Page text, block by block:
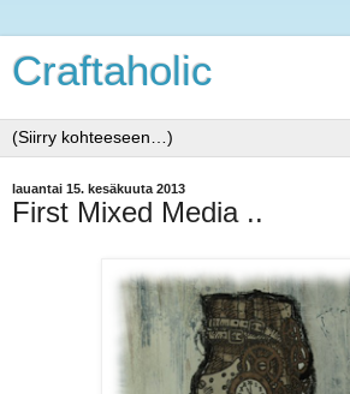
Craftaholic
lauantai 15. kesäkuuta 2013
First Mixed Media ..